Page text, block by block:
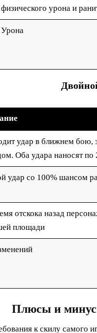
урона и
удар в ближнем бою,
Оба удара наносят по
удар со 100% шансом
отскока назад
площади
Плюсы и
к скилу самого